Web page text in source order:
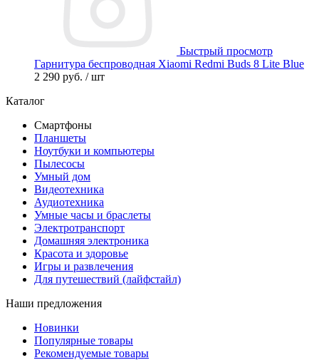
Быстрый просмотр
Гарнитура беспроводная Xiaomi Redmi Buds 8 Lite Blue
2 290 руб. / шт
Каталог
Смартфоны
Планшеты
Ноутбуки и компьютеры
Пылесосы
Умный дом
Видеотехника
Аудиотехника
Умные часы и браслеты
Электротранспорт
Домашняя электроника
Красота и здоровье
Игры и развлечения
Для путешествий (лайфстайл)
Наши предложения
Новинки
Популярные товары
Рекомендуемые товары